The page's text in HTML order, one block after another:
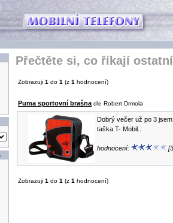
Přečtěte si, co říkají ostatní
Zobrazuji 1 do 1 (z 1 hodnocení)
Puma sportovní brašna dle Robert Drmola
Dobrý večer už po 3
taška T- Mobil..
hodnocení:
Zobrazuji 1 do 1 (z 1 hodnocení)